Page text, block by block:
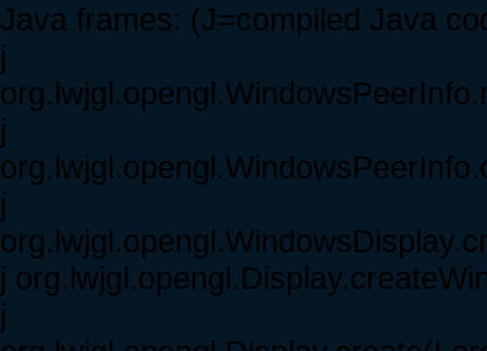
Java frames: (J=compiled Java
j
j
j
j
j